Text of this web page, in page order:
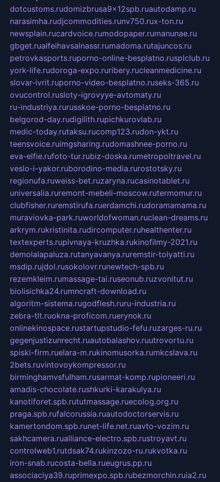
dotcustoms.rudomizbrusa9x12spb.ruautodamp.ru
narasimha.rudjcommodities.runv750.rux-ton.ru
newsplain.rucardvoice.rumodopaper.rumanunae.ru
gbget.rualfeihavsalnassr.rumadoma.rutajuncos.ru
petrovkasports.ruporno-online-besplatno.rusplclub.ru
york-life.rudoroga-expo.ruribery.rucleanmedicine.ru
slovar-ivrit.ruporno-video-besplatno.ruseks-365.ru
ovucontrol.rusloty-igrovyye-avtomaty.ru
ru-industriya.rurusskoe-porno-besplatno.ru
belgorod-day.rudigilith.rupichkurovlab.ru
medic-today.rutaksu.rucomp123.rudon-ykt.ru
teensvoice.ruimgsharing.rudomashnee-porno.ru
eva-elfie.rufoto-tur.rubiz-doska.rumetropoltravel.ru
veslo-i-yakor.ruborodino-media.rurostotsky.ru
regionufa.ruweiss-bet.ruzaryna.rucasinotablet.ru
universalia.ruremont-mebeli-moscow.rutermomur.ru
clubfisher.ruremstirufa.ruerdamchi.rudoramamama.ru
muraviovka-park.ruworldofwoman.ruclean-dreams.ru
arkrym.rukristinita.rudircomputer.ruhealthenter.ru
textexperts.rupivnaya-kruzhka.rukinofilmy-2021.ru
demolalapaluza.rutanyavanya.ruremstir-tolyatti.ru
msdip.rujdol.rusokolovr.runewtech-spb.ru
rezemkleim.rumassage-tai.ruseonub.ruzvonitut.ru
biolisichka24.rumncraft-download.ru
algoritm-sistema.rugodflesh.ruru-industria.ru
zebra-tlt.ruokna-proficom.ruerynok.ru
onlinekinospace.rustartupstudio-fefu.ruzarges-ru.ru
gegenjustizunrecht.ruautobalashov.ruutrovortu.ru
spiski-firm.ruelara-m.rukinomusorka.rumkcslava.ru
2bets.ruvintovoykompressor.ru
birminghamvsfulham.rusarmat-komp.rupioneeri.ru
amadis-chocolate.rushkurki-karakulya.ru
kanotiforet.spb.rututmassage.ruecolog.org.ru
praga.spb.rufalcorussia.ruautodoctorservis.ru
kamertondom.spb.runet-life.net.ruavto-vozim.ru
sakhcamera.rualliance-electro.spb.rustroyavt.ru
controlweb1.rutdsak74.rukinzozo-ru.rukvotka.ru
iron-snab.rucosta-bella.rueugrus.pp.ru
associaciya39.ruprimexpo.spb.rubezmorchin.ruia2.ru